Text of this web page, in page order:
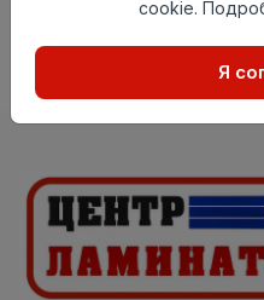
представленного на
в момент приобретения
cookie.
Я